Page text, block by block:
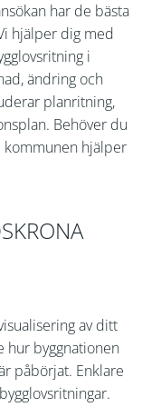
har de bästa
hjälper dig med
i
ändring och
planritning,
Behöver du
kommunen hjälper
av ditt
hur byggnationen
påbörjat. Enklare